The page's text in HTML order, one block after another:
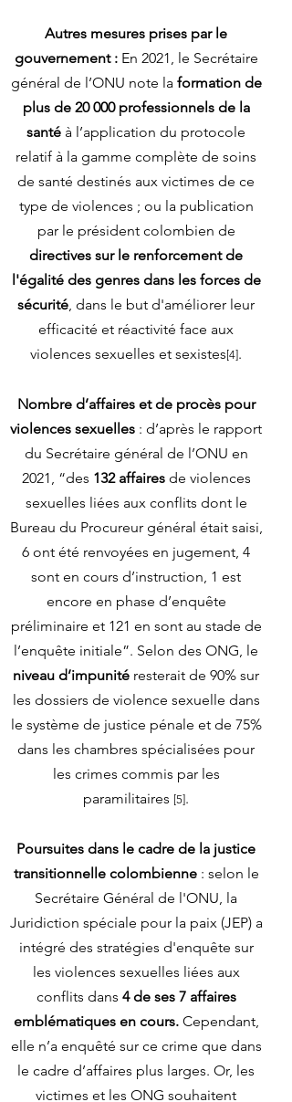
Autres mesures prises par le
gouvernement : En 2021, le Secrétaire
général de l’ONU note laformation de
plus de 20 000 professionnels de la
santé à l’application du protocole
relatif à la gamme complète de soins
de santé destinés aux victimes de ce
type de violences ; ou la publication
par le président colombien de
directives sur le renforcement de
l'égalité des genres dans les forces de
sécurité, dans le but d'améliorer leur
efficacité et réactivité face aux
violences sexuelles et sexistes[4].
Nombre d’affaires et de procès pour
violences sexuelles : d’après le rapport
du Secrétaire général de l’ONU en
2021, “des 132 affairesde violences
sexuelles liées aux conflits dont le
Bureau du Procureur général était saisi,
6 ont été renvoyées en jugement, 4
sont en cours d’instruction, 1 est
encore en phase d’enquête
préliminaire et 121 en sont au stade de
l’enquête initiale”. Selon des ONG, le
niveau d’impunité resterait de 90% sur
les dossiers de violence sexuelle dans
le système de justice pénale et de 75%
dans les chambres spécialisées pour
les crimes commis par les
paramilitaires [5].
Poursuites dans le cadre de la justice
transitionnelle colombienne: selon le
Secrétaire Général de l'ONU, la
Juridiction spéciale pour la paix(JEP) a
intégré des stratégies d'enquête sur
les violences sexuelles liées aux
conflits dans 4 de ses 7 affaires
emblématiques en cours.Cependant,
elle n’a enquêté sur ce crime que dans
le cadre d’affaires plus larges. Or, les
victimes et les ONG souhaitent